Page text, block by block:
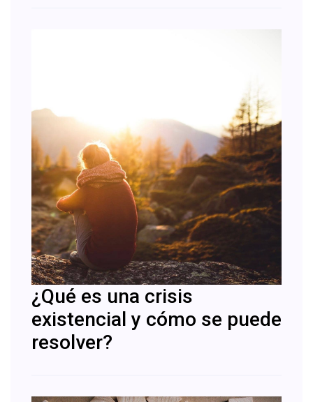
¿Qué es una crisis
existencial y cómo se puede
resolver?